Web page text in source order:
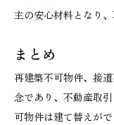
主の安心材料となり
まとめ
再建築不可物件、接
念であり、不動産取
可物件は建て替えが